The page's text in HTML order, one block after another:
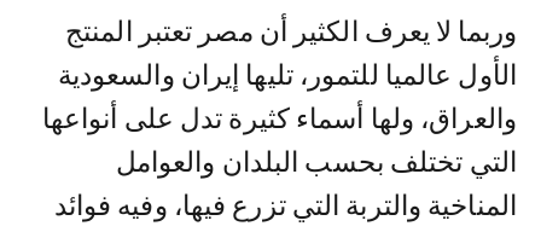
وربما لا يعرف الكثير أن مصر تعتبر المنتج
الأول عالميا للتمور، تليها إيران والسعودية
والعراق، ولها أسماء كثيرة تدل على أنواعها
التي تختلف بحسب البلدان والعوامل
المناخية والتربة التي تزرع فيها، وفيه فوائد